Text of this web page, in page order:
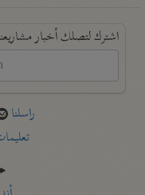
اشترك لتصلك أخبار
راسلنا